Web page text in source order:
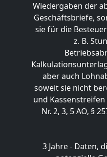
Wiedergaben der
Geschäftsbriefe,
sie für die
z. B.
aber auch
soweit sie nicht
und Kassenstreifen
Nr. 2, 3, 5 AO, §
3 Jahre - Daten,